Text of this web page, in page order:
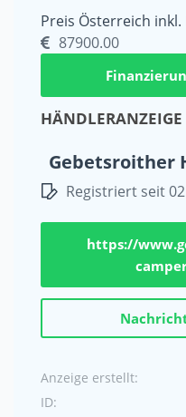
Preis Österreich inkl.
87900.00
HÄNDLERANZEIGE
Gebetsroither
Registriert seit
https://
Anzeige erstellt:
ID: